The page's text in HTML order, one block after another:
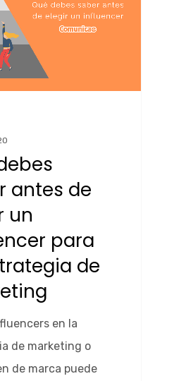
antes de
un
para
de
en la
de marketing o
de marca puede